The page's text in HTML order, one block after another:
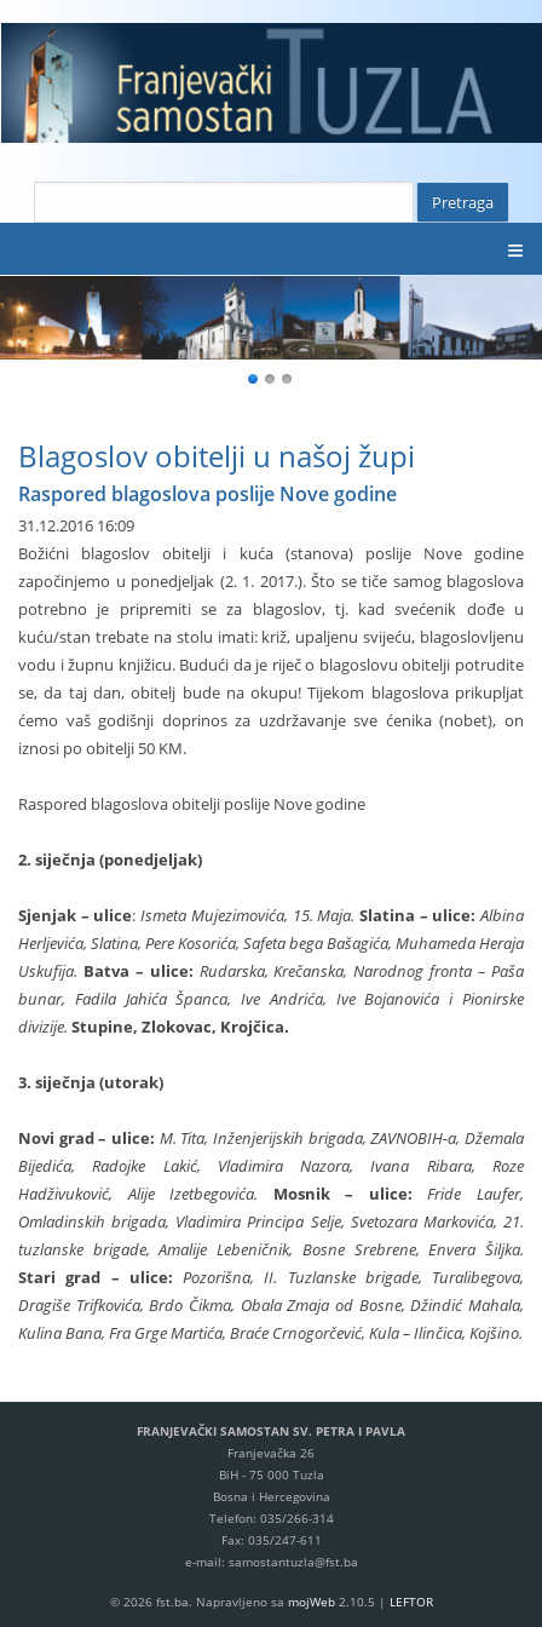
≡
Blagoslov obitelji u našoj župi
Raspored blagoslova poslije Nove godine
31.12.2016 16:09
Božićni blagoslov obitelji i kuća (stanova) poslije Nove godine
započinjemo u ponedjeljak (2. 1. 2017.). Što se tiče samog blagoslova
potrebno je pripremiti se za blagoslov, tj. kad svećenik dođe u
kuću/stan trebate na stolu imati: križ, upaljenu svijeću, blagoslovljenu
vodu i župnu knjižicu. Budući da je riječ o blagoslovu obitelji potrudite
se, da taj dan, obitelj bude na okupu! Tijekom blagoslova prikupljat
ćemo vaš godišnji doprinos za uzdržavanje sve ćenika (nobet), on
iznosi po obitelji 50 KM.
Raspored blagoslova obitelji poslije Nove godine
2. siječnja (ponedjeljak)
Sjenjak – ulice:Ismeta Mujezimovića, 15. Maja. Slatina – ulice: Albina
Herljevića, Slatina, Pere Kosorića, Safeta bega Bašagića, Muhameda Heraja
Uskufija. Batva – ulice: Rudarska, Krečanska, Narodnog fronta – Paša
bunar, Fadila Jahića Španca, Ive Andrića, Ive Bojanovića i Pionirske
divizije. Stupine, Zlokovac, Krojčica.
3. siječnja (utorak)
Novi grad – ulice: M. Tita, Inženjerijskih brigada, ZAVNOBIH-a, Džemala
Bijedića, Radojke Lakić, Vladimira Nazora, Ivana Ribara, Roze
Hadživuković, Alije Izetbegovića.
Mosnik – ulice:
Fride Laufer,
Omladinskih brigada, Vladimira Principa Selje, Svetozara Markovića, 21.
tuzlanske brigade, Amalije Lebeničnik, Bosne Srebrene, Envera Šiljka.
Stari grad – ulice: Pozorišna, II. Tuzlanske brigade, Turalibegova,
Dragiše Trifkovića, Brdo Čikma, Obala Zmaja od Bosne, Džindić Mahala,
Kulina Bana, Fra Grge Martića, Braće Crnogorčević, Kula – Ilinčica, Kojšino.
FRANJEVAČKI SAMOSTAN SV. PETRA I PAVLA
Franjevačka 26
BiH - 75 000 Tuzla
Bosna i Hercegovina
Telefon: 035/266-314
Fax: 035/247-611
e-mail: samostantuzla@fst.ba
© 2026 fst.ba. Napravljeno sa mojWeb2.10.5 | LEFTOR